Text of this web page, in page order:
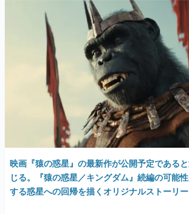
ゲームが変えた日本語
「経験値」「裏技」「ラスボス」…
の起源や用法の変遷を、コンピュー
イニーP氏が徹底調査。
カテゴリ
特集記事
女性向け
アプリレビュー
その他
映画『猿の惑星』の最新作が公開予定である
じる。『猿の惑星／キングダム』続編の可能
する惑星への回帰を描くオリジナルストーリ